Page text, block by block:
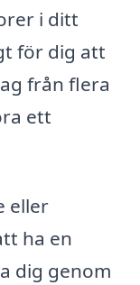
i ditt
för dig att
från flera
ett
eller
ha en
dig genom